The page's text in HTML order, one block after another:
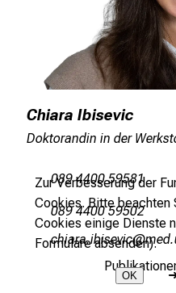
Zur Verbesserung der
Cookies. Bitte beachten
Cookies einige Dienste
Formulare absenden).
OK
Chiara Ibisevic
Doktorandin in der
089 4400 59581
089 4400 59502
yzlgpg-nljlciqly